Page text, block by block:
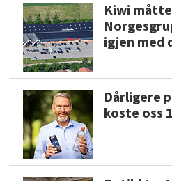
Kiwi
igjen med
Dårligere
koste oss